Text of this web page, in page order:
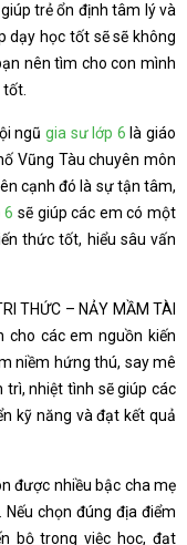
trẻ ổn định tâm lý và
dạy học tốt sẽ sẽ không
nên tìm cho con mình
tốt.
ngũ gia sư lớp 6 là giáo
Vũng Tàu chuyên môn
cạnh đó là sự tận tâm,
6 sẽ giúp các em có một
thức tốt, hiểu sâu vấn
THỨC – NẢY MẦM TÀI
cho các em nguồn kiến
niềm hứng thú, say mê
nhiệt tình sẽ giúp các
kỹ năng và đạt kết quả
được nhiều bậc cha mẹ
chọn đúng địa điểm
bộ trong việc học, đạt